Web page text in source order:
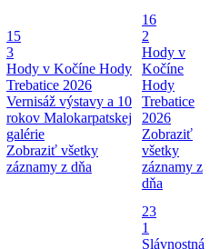
15
3
Hody v Kočíne Hody
Trebatice 2026
Vernisáž výstavy a 10
rokov Malokarpatskej
galérie
Zobraziť všetky
záznamy z dňa
16
2
Hody v
Kočíne
Hody
Trebatice
2026
Zobraziť
všetky
záznamy z
dňa
23
1
Slávnostná